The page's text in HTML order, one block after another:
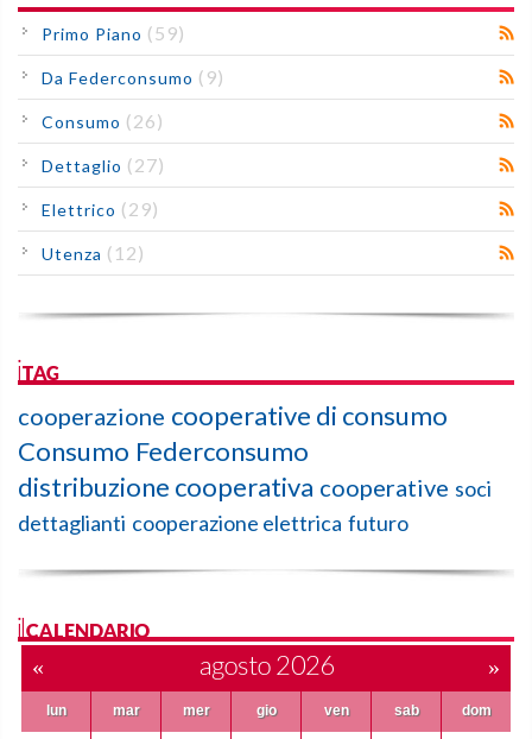
Primo Piano (59)
Da Federconsumo (9)
Consumo (26)
Dettaglio (27)
Elettrico (29)
Utenza (12)
iTAG
cooperazione cooperative di consumo
Consumo Federconsumo
distribuzione cooperativa cooperative soci
dettaglianti cooperazione elettrica futuro
ilCALENDARIO
« agosto 2026 »
lun mar mer gio ven sab dom